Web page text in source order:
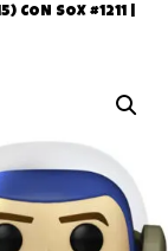
CON SOX #1211 |